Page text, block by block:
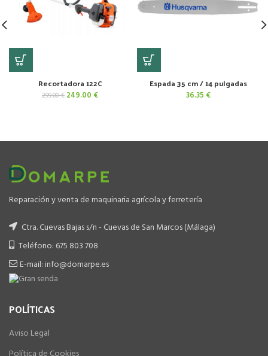
Recortadora 122C
299.00€ El
249.00 €El
Espada 35 cm / 14 pulgadas
36.35 €
Reparación y venta de maquinaria agrícola y ferretería
Ctra. Cuevas Bajas s/n - Cuevas de San Marcos (Málaga)
Teléfono: 675 803 708
E-mail: info@domarpe.es
POLÍTICAS
Aviso Legal